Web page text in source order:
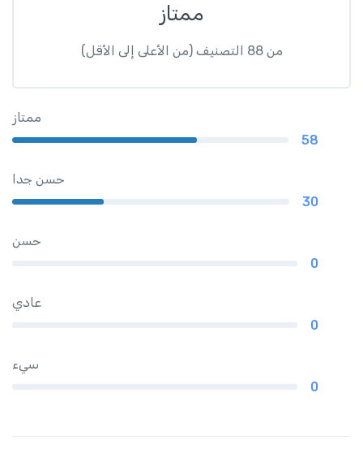
ممتاز
من 88 التصنيف (من الأعلى إلى الأقل)
ممتاز
58
حسن جدا
30
حسن
0
عادي
0
سيء
0